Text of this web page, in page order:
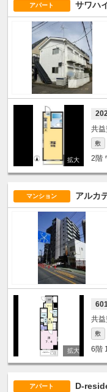
アパート サワハ
敷
2階
マンション アルカ
敷
6階
アパート D-